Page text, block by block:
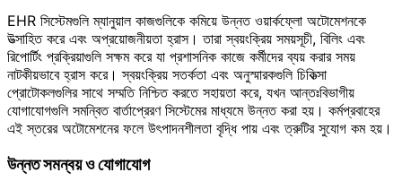
EHR সিস্টেমগুলি ম্যানুয়াল কাজগুলিকে কমিয়ে উন্নত ওয়ার্কফ্লো অটোমেশনকে
উত্সাহিত করে এবং অপ্রয়োজনীয়তা হ্রাস। তারা স্বয়ংক্রিয় সময়সূচী, বিলিং এবং
রিপোর্টিং প্রক্রিয়াগুলি সক্ষম করে যা প্রশাসনিক কাজে কর্মীদের ব্যয় করার সময়
নাটকীয়ভাবে হ্রাস করে। স্বয়ংক্রিয় সতর্কতা এবং অনুস্মারকগুলি চিকিত্সা
প্রোটোকলগুলির সাথে সম্মতি নিশ্চিত করতে সহায়তা করে, যখন আন্তঃবিভাগীয়
যোগাযোগগুলি সমন্বিত বার্তাপ্রেরণ সিস্টেমের মাধ্যমে উন্নত করা হয়। কর্মপ্রবাহের
এই স্তরের অটোমেশনের ফলে উৎপাদনশীলতা বৃদ্ধি পায় এবং ত্রুটির সুযোগ কম হয়।
উন্নত সমন্বয় ও যোগাযোগ